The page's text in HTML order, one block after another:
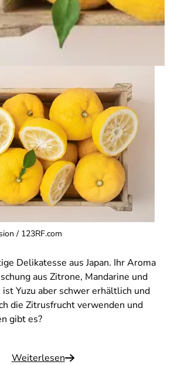
Delikatesse aus Japan. Ihr Aroma
aus Zitrone, Mandarine und
Yuzu aber schwer erhältlich und
die Zitrusfrucht verwenden und
gibt es?
Weiterlesen
/ 123RF.com